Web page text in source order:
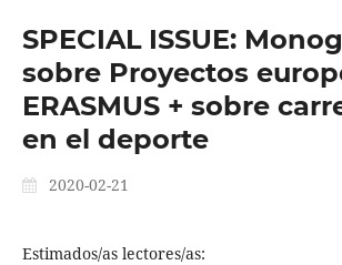
SPECIAL ISSUE:
sobre Proyectos
ERASMUS + sobre
en el deporte
2020-02-21
Estimados/as lectores/as: